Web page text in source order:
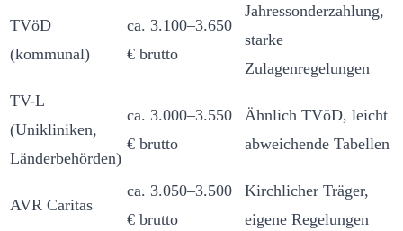
TVöD
(kommunal)
ca. 3.100–3.650
€ brutto
Jahressonderzahlung,
starke
Zulagenregelungen
TV-L
(Unikliniken,
Länderbehörden)
ca. 3.000–3.550
€ brutto
Ähnlich TVöD, leicht
abweichende Tabellen
AVR Caritas
ca. 3.050–3.500
€ brutto
Kirchlicher Träger,
eigene Regelungen